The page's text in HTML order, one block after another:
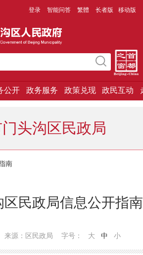
登录 智能问答 繁體 长者版 移动版
公开 政务服务 政策兑现 政民互动
头沟区民政局
南
民政局信息公开指南
来源：区民政局 字号： 大 中 小